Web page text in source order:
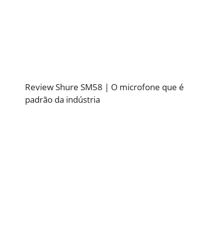
Review Shure SM58 | O microfone que é
padrão da indústria